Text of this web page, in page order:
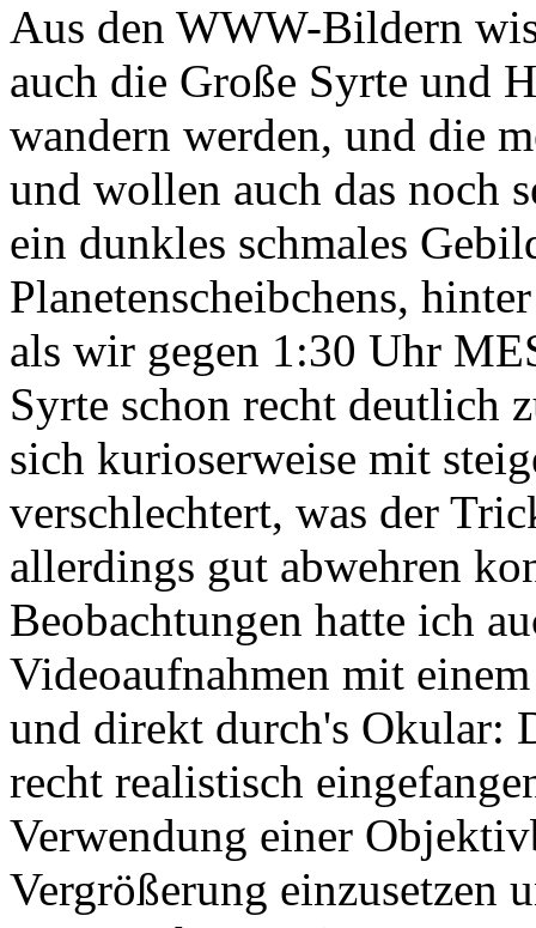
Aus den WWW-Bildern
auch die Große Syrte und
wandern werden, und die
und wollen auch das noch
ein dunkles schmales
Planetenscheibchens,
als wir gegen 1:30 Uhr
Syrte schon recht deutlich
sich kurioserweise mit
verschlechtert, was der
allerdings gut abwehren
Beobachtungen hatte ich
Videoaufnahmen mit
und direkt durch's Okular:
recht realistisch
Verwendung einer
Vergrößerung einzusetzen